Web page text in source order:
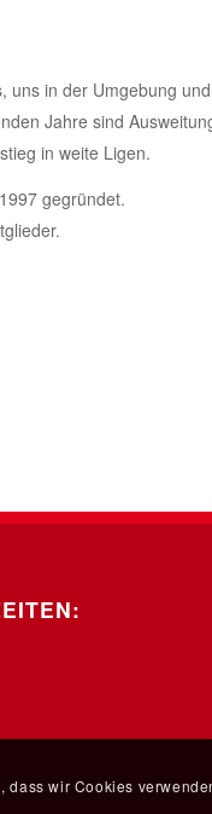
uns in der Umgebung
Jahre sind
in weite Ligen.
gegründet.
wir Cookies